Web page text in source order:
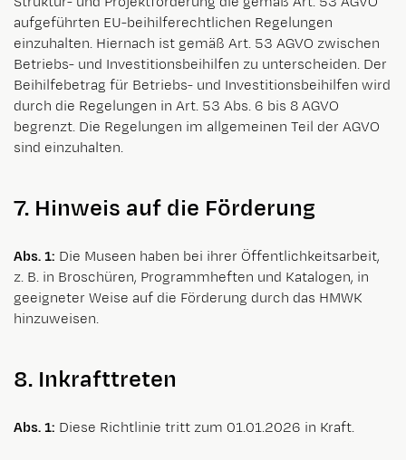
aufgeführten EU-beihilferechtlichen Regelungen
einzuhalten. Hiernach ist gemäß Art. 53 AGVO zwischen
Betriebs- und Investitionsbeihilfen zu unterscheiden. Der
Beihilfebetrag für Betriebs- und Investitionsbeihilfen wird
durch die Regelungen in Art. 53 Abs. 6 bis 8 AGVO
begrenzt. Die Regelungen im allgemeinen Teil der AGVO
sind einzuhalten.
7. Hinweis auf die Förderung
Abs. 1: Die Museen haben bei ihrer Öffentlichkeitsarbeit,
z. B. in Broschüren, Programmheften und Katalogen, in
geeigneter Weise auf die Förderung durch das HMWK
hinzuweisen.
8. Inkrafttreten
Abs. 1: Diese Richtlinie tritt zum 01.01.2026 in Kraft.